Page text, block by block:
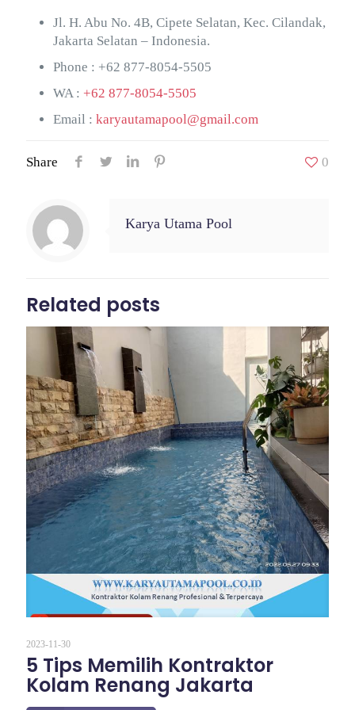
Jl. H. Abu No. 4B, Cipete Selatan, Kec. Cilandak,
Jakarta Selatan – Indonesia.
Phone : +62 877-8054-5505
WA : +62 877-8054-5505
Email : karyautamapool@gmail.com
Share 0
Karya Utama Pool
Related posts
2023-11-30
5 Tips Memilih Kontraktor
Kolam Renang Jakarta